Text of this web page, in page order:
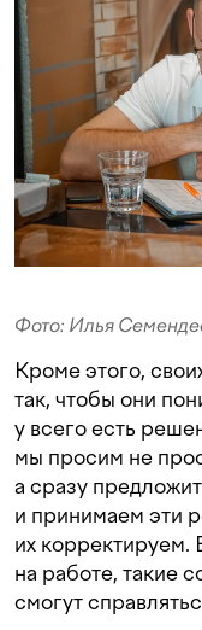
Фото: Илья
Кроме этого,
так, чтобы они
у всего есть
мы просим не
а сразу
и принимаем эти
их корректируем.
на работе, такие
смогут